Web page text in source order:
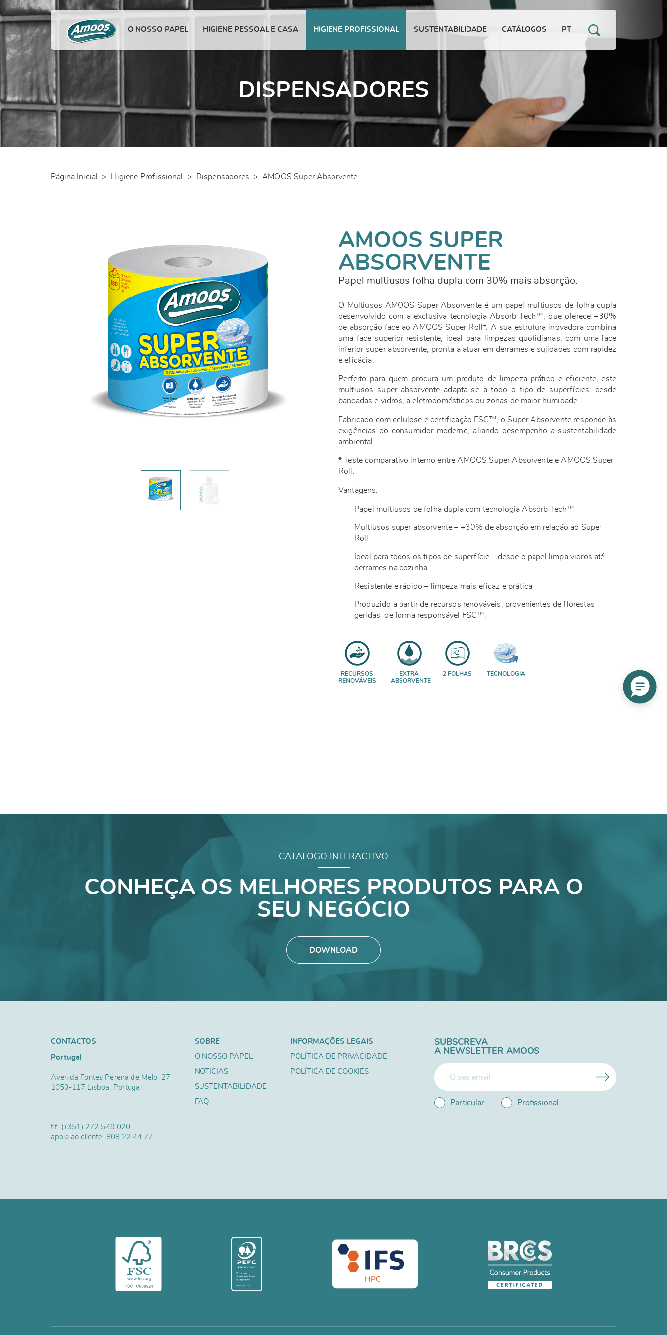
O NOSSO PAPEL HIGIENE PESSOAL E CASA HIGIENE PROFISSIONAL SUSTENTABILIDADE CATÁLOGOS PT
DISPENSADORES
Página Inicial > Higiene Profissional > Dispensadores > AMOOS Super Absorvente
AMOOS SUPER
ABSORVENTE
Papel multiusos folha dupla com 30% mais absorção.
O Multiusos AMOOS Super Absorvente é um papel multiusos de folha dupla
desenvolvido com a exclusiva tecnologia Absorb Tech™, que oferece +30%
de absorção face ao AMOOS Super Roll*. A sua estrutura inovadora combina
uma face superior resistente, ideal para limpezas quotidianas, com uma face
inferior super absorvente, pronta a atuar em derrames e sujidades com rapidez
e eficácia.
Perfeito para quem procura um produto de limpeza prático e eficiente, este
multiusos super absorvente adapta-se a todo o tipo de superfícies: desde
bancadas e vidros, a eletrodomésticos ou zonas de maior humidade.
Fabricado com celulose e certificação FSC™, o Super Absorvente responde às
exigências do consumidor moderno, aliando desempenho a sustentabilidade
ambiental.
* Teste comparativo interno entre AMOOS Super Absorvente e AMOOS Super
Roll.
Vantagens:
Papel multiusos de folha dupla com tecnologia Absorb Tech™
Multiusos super absorvente – +30% de absorção em relação ao Super
Roll
Ideal para todos os tipos de superfície – desde o papel limpa vidros até
derrames na cozinha
Resistente e rápido – limpeza mais eficaz e prática
Produzido a partir de recursos renováveis, provenientes de florestas
geridas de forma responsável FSC™.
RECURSOS
RENOVÁVEIS
EXTRA
ABSORVENTE
2 FOLHAS TECNOLOGIA
CATALOGO INTERACTIVO
CONHEÇA OS MELHORES PRODUTOS PARA O
SEU NEGÓCIO
DOWNLOAD
CONTACTOS
Portugal
Avenida Fontes Pereira de Melo, 27
1050-117 Lisboa, Portugal
tlf. (+351) 272 549 020
apoio ao cliente. 808 22 44 77
SOBRE
O NOSSO PAPEL
NOTICIAS
SUSTENTABILIDADE
FAQ
INFORMAÇÕES LEGAIS
POLÍTICA DE PRIVACIDADE
POLÍTICA DE COOKIES
SUBSCREVA
A NEWSLETTER AMOOS
Particular Profissional